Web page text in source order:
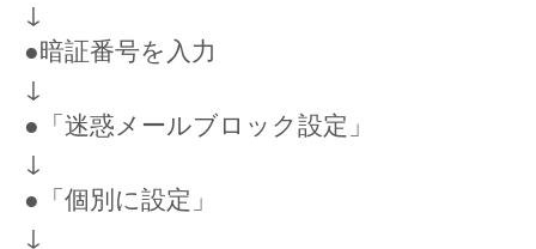
↓
●暗証番号を入力
↓
●「迷惑メールブロック設定」
↓
●「個別に設定」
↓